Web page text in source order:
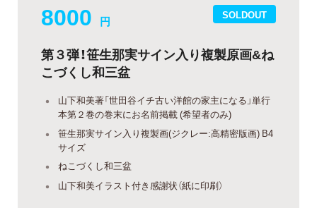
SOLDOUT
8000 円
第３弾！笹生那実サイン入り複製原画&ね
こづくし和三盆
山下和美著「世田谷イチ古い洋館の家主になる」単行
本第２巻の巻末にお名前掲載 (希望者のみ)
笹生那実サイン入り複製画(ジクレー:高精密版画) B4
サイズ
ねこづくし和三盆
山下和美イラスト付き感謝状（紙に印刷）